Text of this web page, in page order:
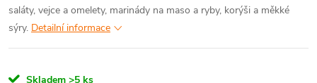
saláty, vejce a omelety, marinády na maso a ryby, korýši a měkké
sýry. Detailní informace
Skladem >5 ks